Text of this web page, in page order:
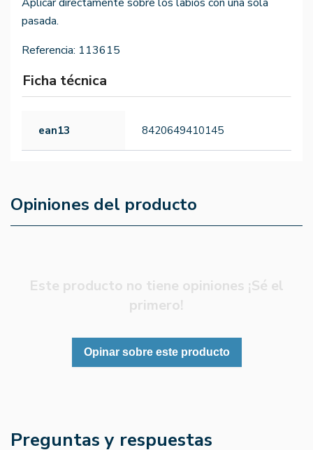
pasada.
Referencia: 113615
Ficha técnica
ean13 8420649410145
Opiniones del producto
Este producto no tiene opiniones ¡Sé el
primero!
Opinar sobre este producto
Preguntas y respuestas